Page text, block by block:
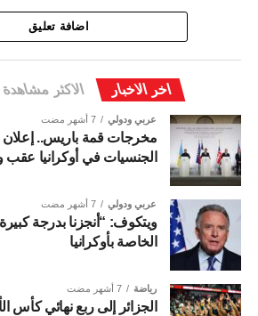
اضافة تعليق
اخر الاخبار الاكثر مشاهدة
عربي ودولي 7 أشهر مضت
مخرجات قمة باريس.. إعلان
الجنسيات في أوكرانيا عقب
عربي ودولي 7 أشهر مضت
ويتكوف: “أنجزنا بدرجة
الخاصة بأوكرانيا
رياضة 7 أشهر مضت
الجزائر إلى ربع نهائي كأس